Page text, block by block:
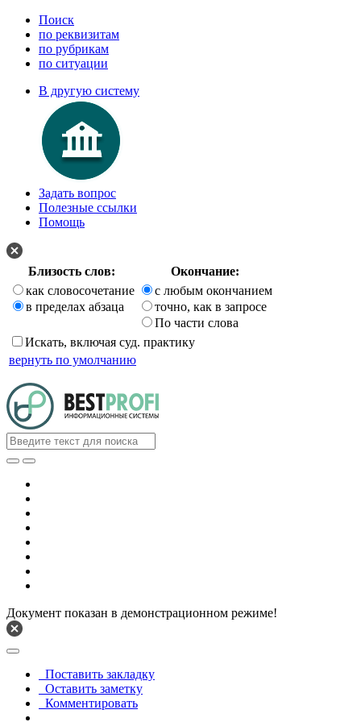
Поиск
по реквизитам
по рубрикам
по ситуации
В другую систему
Задать вопрос
Полезные ссылки
Помощь
Близость слов:
Окончание:
как словосочетание
в пределах абзаца
с любым окончанием
точно, как в запросе
По части слова
Искать, включая суд. практику
вернуть по умолчанию
Документ показан в демонстрационном режиме!
Поставить закладку
Оставить заметку
Комментировать